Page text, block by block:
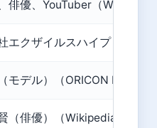
俳優、YouTuber（Wikipedia
エクザイルスハイプ（
モデル）（ORICON NEWS）
（俳優）（Wikipedia）